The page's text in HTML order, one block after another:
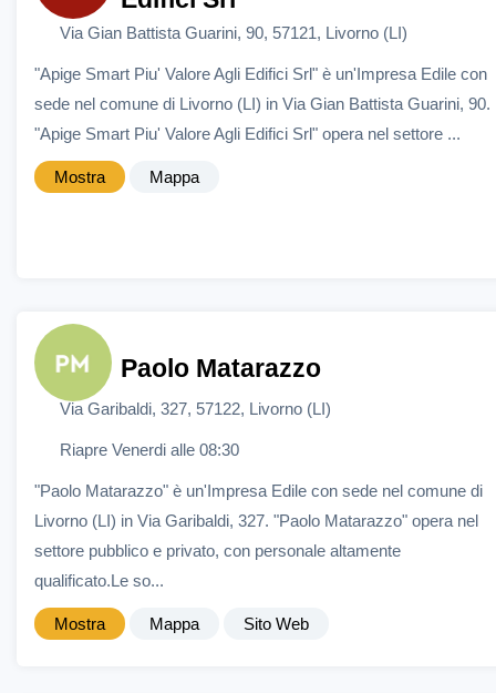
Via Gian Battista Guarini, 90, 57121, Livorno (LI)
"Apige Smart Piu' Valore Agli Edifici Srl" è un'Impresa Edile con
sede nel comune di Livorno (LI) in Via Gian Battista Guarini, 90.
"Apige Smart Piu' Valore Agli Edifici Srl" opera nel settore ...
Mostra Mappa
Paolo Matarazzo
Via Garibaldi, 327, 57122, Livorno (LI)
Riapre Venerdi alle 08:30
"Paolo Matarazzo" è un'Impresa Edile con sede nel comune di
Livorno (LI) in Via Garibaldi, 327. "Paolo Matarazzo" opera nel
settore pubblico e privato, con personale altamente
qualificato.Le so...
Mostra Mappa Sito Web